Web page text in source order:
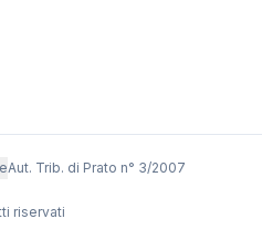
Aut. Trib. di Prato n° 3/2007
riservati